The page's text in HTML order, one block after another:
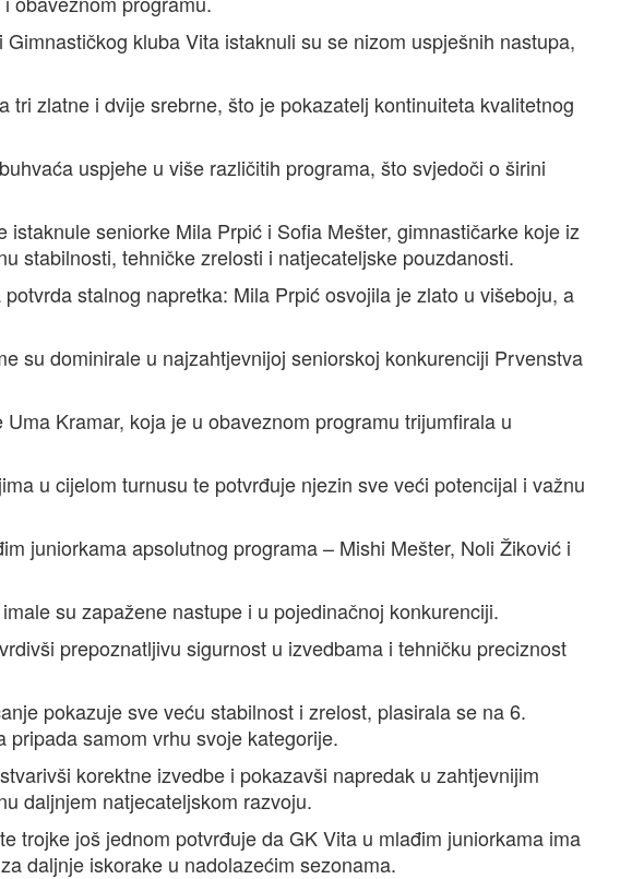
kluba Vita istaknuli su se nizom uspješnih nastupa,
tri zlatne i dvije srebrne, što je pokazatelj kontinuiteta kvalitetnog
uspjehe u više različitih programa, što svjedoči o širini
seniorke Mila Prpić i Sofia Mešter, gimnastičarke koje iz
stabilnosti, tehničke zrelosti i natjecateljske pouzdanosti.
stalnog napretka: Mila Prpić osvojila je zlato u višeboju, a
su dominirale u najzahtjevnijoj seniorskoj konkurenciji Prvenstva
Kramar, koja je u obaveznom programu trijumfirala u
u cijelom turnusu te potvrđuje njezin sve veći potencijal i važnu
juniorkama apsolutnog programa – Mishi Mešter, Noli Žiković i
su zapažene nastupe i u pojedinačnoj konkurenciji.
prepoznatljivu sigurnost u izvedbama i tehničku preciznost
pokazuje sve veću stabilnost i zrelost, plasirala se na 6.
samom vrhu svoje kategorije.
korektne izvedbe i pokazavši napredak u zahtjevnijim
daljnjem natjecateljskom razvoju.
trojke još jednom potvrđuje da GK Vita u mlađim juniorkama ima
daljnje iskorake u nadolazećim sezonama.